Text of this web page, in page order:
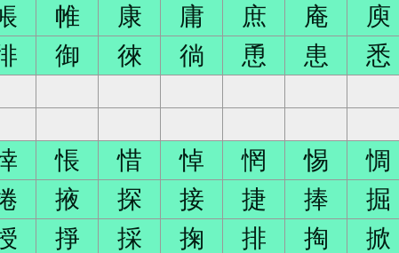
帷 康 庸 庶 庵 庾
御 徠 徜 恿 患 悉
悵 惜 悼 惘 惕 惆
掖 探 接 捷 捧 掘
掙 採 掬 排 掏 掀